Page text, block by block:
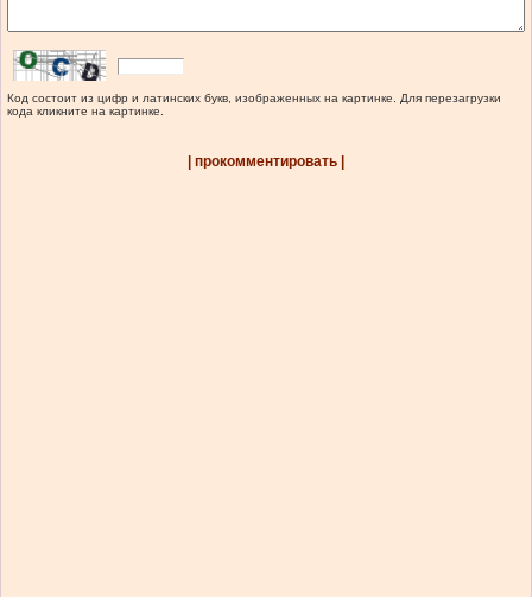
Код состоит из цифр и латинских букв, изображенных на картинке. Для перезагрузки
кода кликните на картинке.
| прокомментировать |